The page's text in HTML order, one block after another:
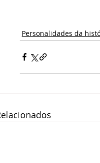
Personalidades da